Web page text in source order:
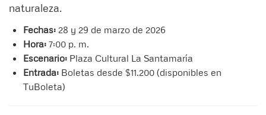
naturaleza.
Fechas: 28 y 29 de marzo de 2026
Hora: 7:00 p. m.
Escenario: Plaza Cultural La Santamaría
Entrada: Boletas desde $11.200 (disponibles en
TuBoleta)